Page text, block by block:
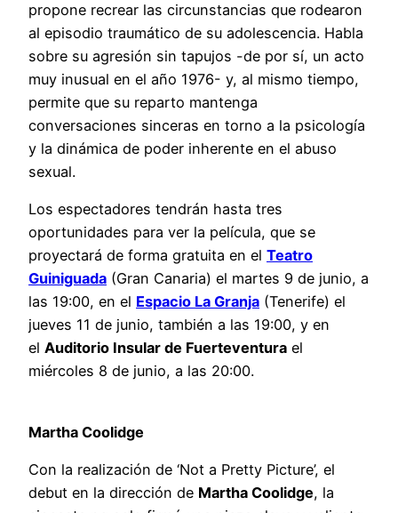
propone recrear las circunstancias que rodearon
al episodio traumático de su adolescencia. Habla
sobre su agresión sin tapujos -de por sí, un acto
muy inusual en el año 1976- y, al mismo tiempo,
permite que su reparto mantenga
conversaciones sinceras en torno a la psicología
y la dinámica de poder inherente en el abuso
sexual.
Los espectadores tendrán hasta tres
oportunidades para ver la película, que se
proyectará de forma gratuita en el Teatro
Guiniguada (Gran Canaria) el martes 9 de junio, a
las 19:00, en el Espacio La Granja (Tenerife) el
jueves 11 de junio, también a las 19:00, y en
el Auditorio Insular de Fuerteventura el
miércoles 8 de junio, a las 20:00.
Martha Coolidge
Con la realización de ‘Not a Pretty Picture’, el
debut en la dirección de Martha Coolidge, la